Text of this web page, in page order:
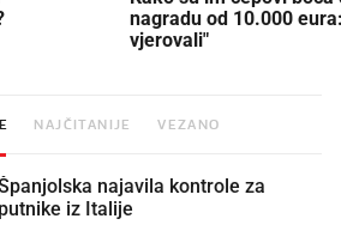
nagradu od 10.000
vjerovali"
NAJČITANIJE VEZANO
najavila kontrole za
putnike iz Italije